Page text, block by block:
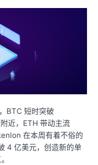
BTC 短时突破
近，ETH 带动主流
在本周有着不俗的
4 亿美元，创造新的单